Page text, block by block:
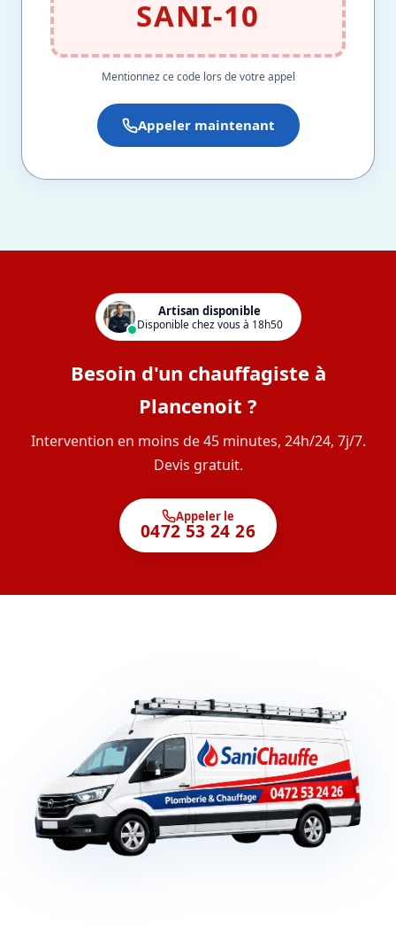
SANI-10
Mentionnez ce code lors de votre appel
Appeler maintenant
Artisan disponible
Disponible chez vous à 18h50
Besoin d'un chauffagiste à
Plancenoit ?
Intervention en moins de 45 minutes, 24h/24, 7j/7.
Devis gratuit.
Appeler le
0472 53 24 26